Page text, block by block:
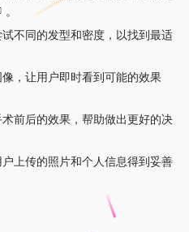
。
试不同的发型和密度，以找到最适
像，让用户即时看到可能的效果
前后的效果，帮助做出更好的决
户上传的照片和个人信息得到妥善